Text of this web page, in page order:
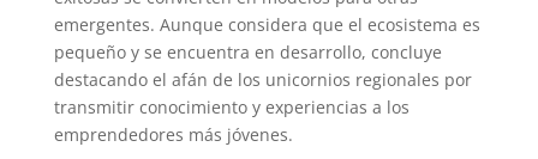
emergentes. Aunque considera que el ecosistema es
pequeño y se encuentra en desarrollo, concluye
destacando el afán de los unicornios regionales por
transmitir conocimiento y experiencias a los
emprendedores más jóvenes.